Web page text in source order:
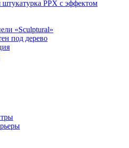
штукатурка PPX с эффектом
«Sculptural»
под дерево